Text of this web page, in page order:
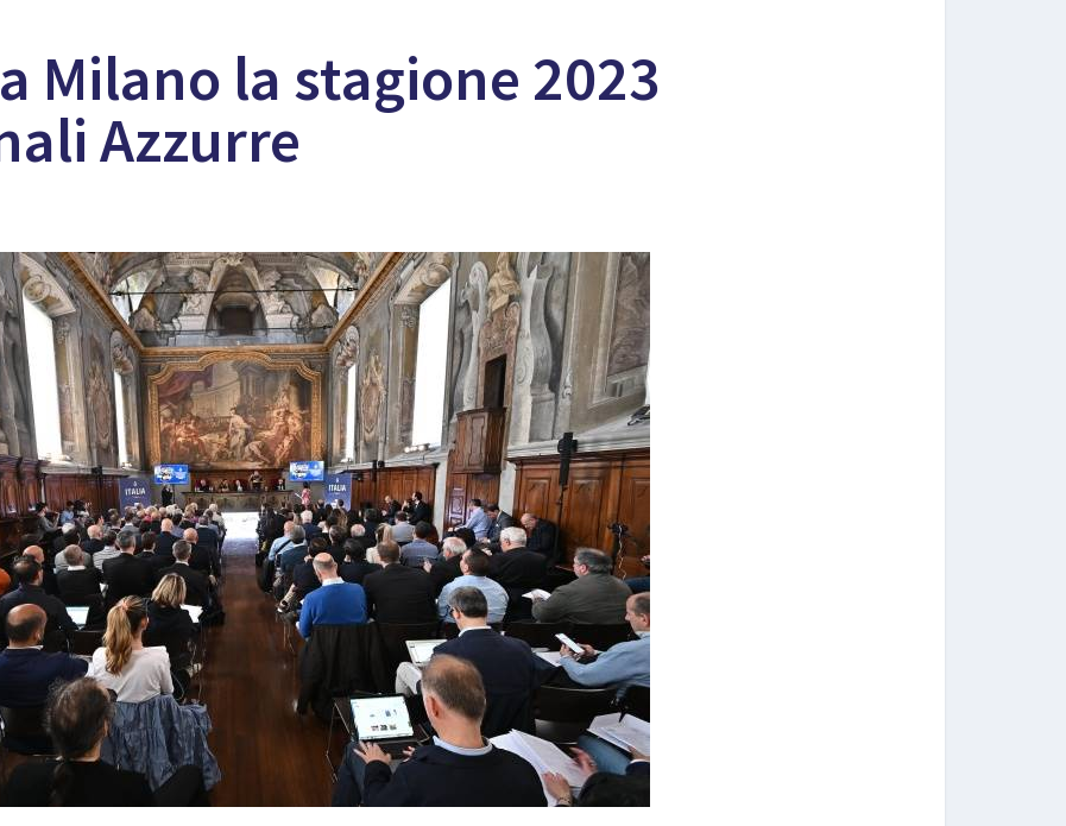
Milano la stagione 2023
Azzurre